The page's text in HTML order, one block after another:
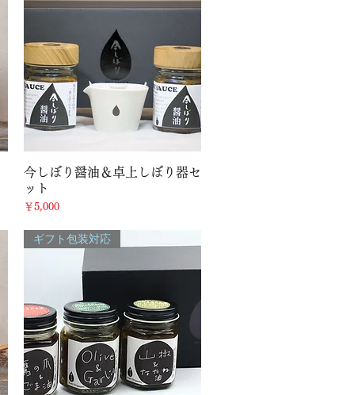
クイックビュー
今しぼり醤油＆卓上しぼり器セ
ット
価格
￥5,000
ギフト包装対応